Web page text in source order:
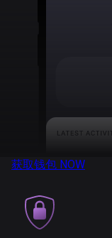
获取钱包 NOW